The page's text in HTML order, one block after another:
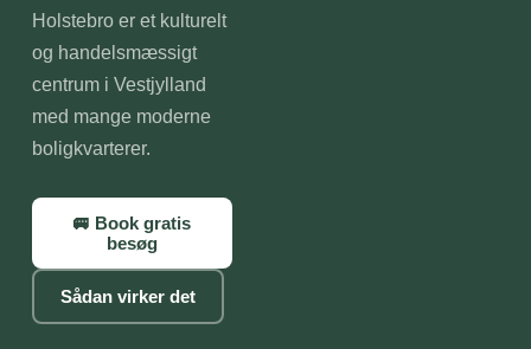
Holstebro er et kulturelt
og handelsmæssigt
centrum i Vestjylland
med mange moderne
boligkvarterer.
🚐 Book gratis
besøg
Sådan virker det